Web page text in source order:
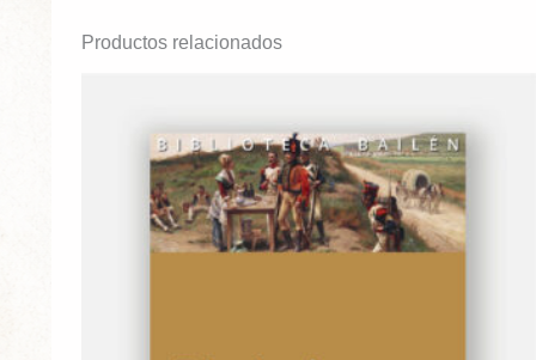
Productos relacionados